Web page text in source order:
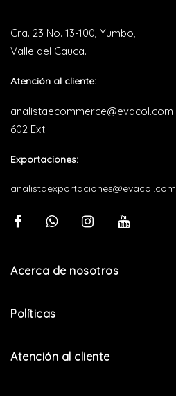
Cra. 23 No. 13-100, Yumbo,
Valle del Cauca.
Atención al cliente:
analistaecommerce@evacol.com
602 Ext
Exportaciones:
analistaexportaciones@evacol.com
Acerca de nosotros
Políticas
Atención al cliente